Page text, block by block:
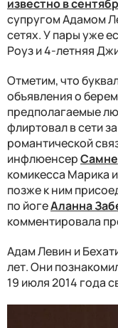
известно в
супругом Адамом
сетях. У пары уже
Роуз и 4-летняя
Отметим, что
объявления о
предполагаемые
флиртовал в сети
романтической
инфлюенсер
комикесса Марика
позже к ним
по йогеАланна
комментировала
Адам Левин и
лет. Они
19 июля 2014 года